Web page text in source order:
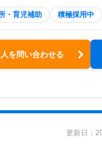
・育児補助 積極採用中
を問い合わせる
更新日：